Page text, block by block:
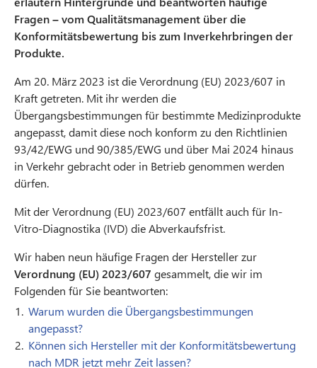
Fragen – vom Qualitätsmanagement über die
Konformitätsbewertung bis zum Inverkehrbringen der
Produkte.
Am 20. März 2023 ist die Verordnung (EU) 2023/607 in
Kraft getreten. Mit ihr werden die
Übergangsbestimmungen für bestimmte Medizinprodukte
angepasst, damit diese noch konform zu den Richtlinien
93/42/EWG und 90/385/EWG und über Mai 2024 hinaus
in Verkehr gebracht oder in Betrieb genommen werden
dürfen.
Mit der Verordnung (EU) 2023/607 entfällt auch für In-
Vitro-Diagnostika (IVD) die Abverkaufsfrist.
Wir haben neun häufige Fragen der Hersteller zur
Verordnung (EU) 2023/607 gesammelt, die wir im
Folgenden für Sie beantworten:
Warum wurden die Übergangsbestimmungen
angepasst?
Können sich Hersteller mit der Konformitätsbewertung
nach MDR jetzt mehr Zeit lassen?